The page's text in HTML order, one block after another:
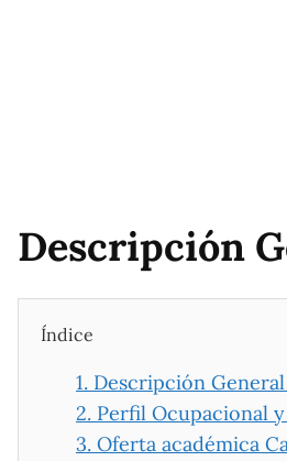
Descripción
Índice
1. Descripción
2. Perfil Ocupacional
3. Oferta académica